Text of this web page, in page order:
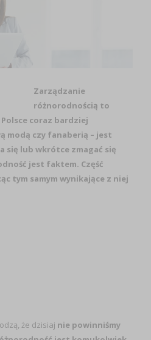
Zarządzanie
różnorodnością to
coraz bardziej
modą czy fanaberią – jest
się lub wkrótce zmagać się
jest faktem. Część
tym samym wynikające z niej
że dzisiaj nie powinniśmy